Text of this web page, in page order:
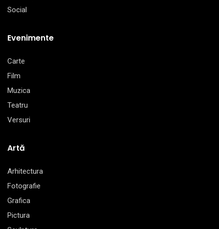
Social
Evenimente
Carte
Film
Muzica
Teatru
Versuri
Artă
Arhitectura
Fotografie
Grafica
Pictura